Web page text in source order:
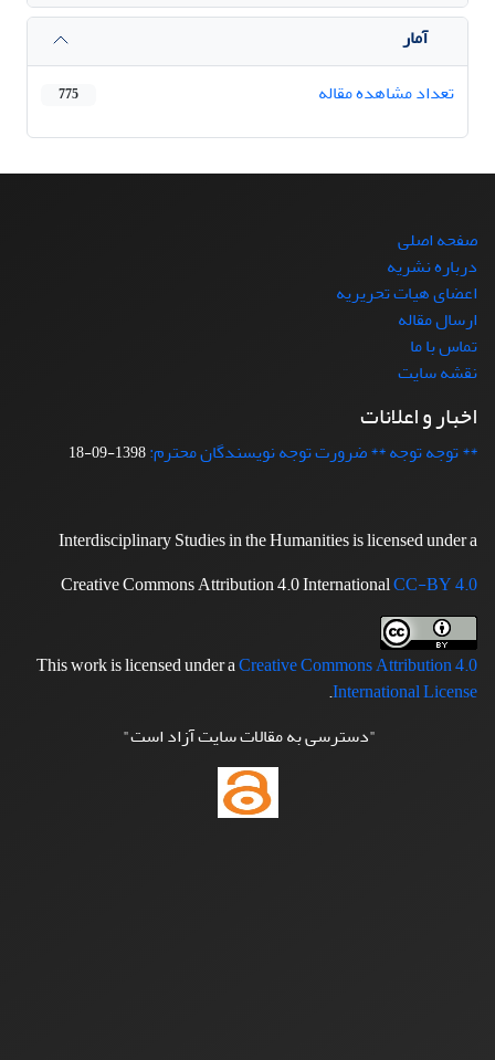
آمار
تعداد مشاهده مقاله
775
صفحه اصلی
درباره نشریه
اعضای هیات تحریریه
ارسال مقاله
تماس با ما
نقشه سایت
اخبار و اعلانات
** توجه توجه ** ضرورت توجه نویسندگان محترم:1398-09-18
Interdisciplinary Studies in the Humanities is licensed under a
Creative Commons Attribution 4.0 InternationalCC-BY 4.0
This work is licensed under aCreative Commons Attribution 4.0
International License
.
"دسترسی به مقالات سایت آزاد است"